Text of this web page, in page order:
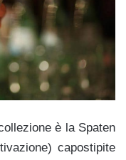
è la Spaten
capostipite